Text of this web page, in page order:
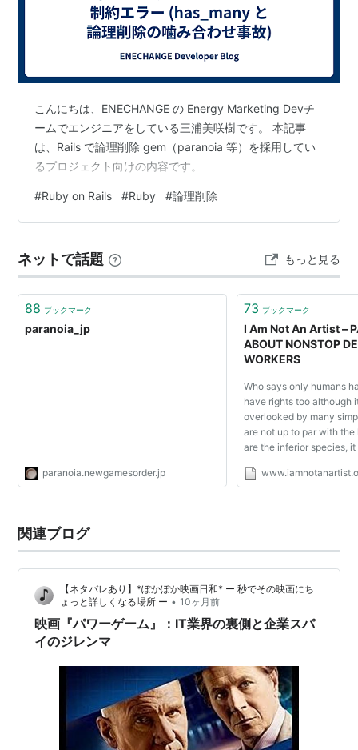
190 NAOKI
Dance Dance
Revolution 2ndMIX
Rebirth
Revolution 3rdMIX
PARANOiA
EVOLUTION
200 NAOKI
Dance Dance
Revolution Solo BASS
MIX
PARANOiA
270 NAOKI
PARANOiA-
.3k
Sota
PS2版Dance Dance
Collection
PARANOiA 〜
Dance Dance
Revolution SuperNOVA2
beatmaniaIIDX 15 DJ
Dance Dance
Revolution X3 VS
2ndMIX
*1:前田尚紀
こんにちは、ENECHANGE の Energy Marketing Devチ
ームでエンジニアをしている三浦美咲樹です。 本記事
は、Rails で論理削除 gem（paranoia 等）を採用してい
るプロジェクト向けの内容です。
#Ruby on Rails #Ruby #論理削除
ネットで話題 もっと見る
88 ブックマーク
paranoia_jp
paranoia.newgamesorder.jp
73 ブックマーク
I Am Not An Artist –
ABOUT NONSTOP
WORKERS
Who says only humans
have rights too although
overlooked by many
are not up to par with
are the inferior species,
just like that because
関連ブログ
【ネタバレあり】*ぽかぽか映画日和* ー 秒でその映画にち
ょっと詳しくなる場所 ー • 10ヶ月前
映画『パワーゲーム』：IT業界の裏側と企業スパ
イのジレンマ